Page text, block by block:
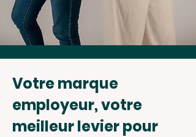
Votre marque
employeur, votre
meilleur levier pour